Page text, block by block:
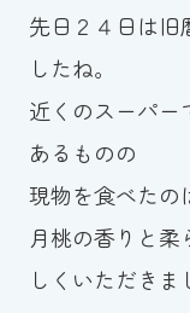
お知らせ
カレンダー
波スイタイ
お問い合
先日２４日は旧
したね。
近くのスーパー
あるものの
現物を食べたの
月桃の香りと
しくいただきま